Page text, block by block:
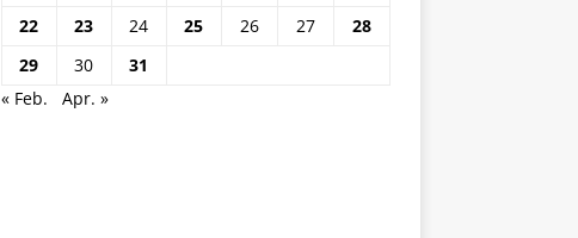
22
23 24 25 26 27
28
29
30
31
« Feb.
Apr. »